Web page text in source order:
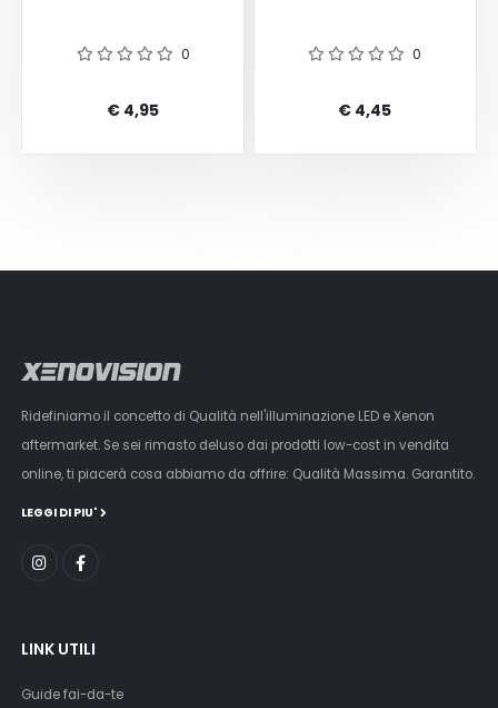
0
€ 4,95
0
€ 4,45
Ridefiniamo il concetto di Qualità nell'illuminazione LED e Xenon
aftermarket. Se sei rimasto deluso dai prodotti low-cost in vendita
online, ti piacerà cosa abbiamo da offrire: Qualità Massima. Garantito.
LEGGI DI PIU'
LINK UTILI
Guide fai-da-te